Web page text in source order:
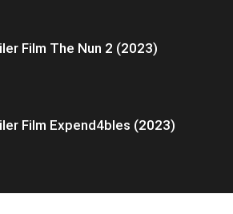
Film The Nun 2 (2023)
Film Expend4bles (2023)